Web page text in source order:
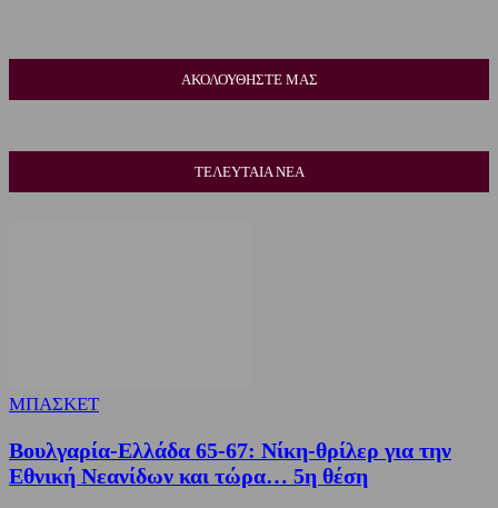
ΑΚΟΛΟΥΘΗΣΤΕ ΜΑΣ
ΤΕΛΕΥΤΑΙΑ ΝΕΑ
ΜΠΑΣΚΕΤ
Βουλγαρία-Ελλάδα 65-67: Νίκη-θρίλερ για την
Εθνική Νεανίδων και τώρα… 5η θέση